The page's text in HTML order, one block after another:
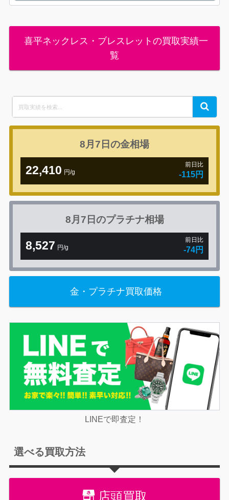
喜平ネックレス・ブレスレットの買取実績一
覧
for:
Search
8月7日の金相場
22,410 円/g
前日比
-115円
8月7日のプラチナ相場
8,527 円/g
前日比
-74円
金・プラチナ買取価格
LINEで即査定！
選べる買取方法
店頭買取